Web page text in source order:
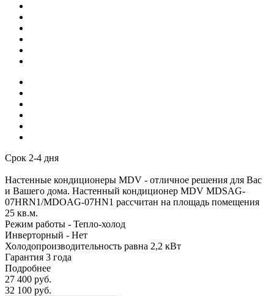
Срок 2-4 дня
Настенные кондиционеры MDV - отличное решения для Вас
и Вашего дома. Настенный кондиционер MDV MDSAG-
07HRN1/MDOAG-07HN1 рассчитан на площадь помещения
25 кв.м.
Режим работы - Тепло-холод
Инверторный - Нет
Холодопроизводительность равна 2,2 кВт
Гарантия 3 года
Подробнее
27 400 руб.
32 100 руб.